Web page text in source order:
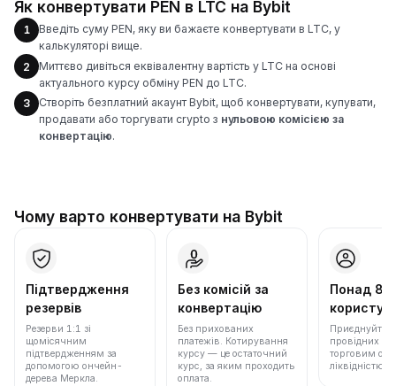
Як конвертувати PEN в LTC на Bybit
1
Введіть суму PEN, яку ви бажаєте конвертувати в LTC, у
калькуляторі вище.
2
Миттєво дивіться еквівалентну вартість у LTC на основі
актуального курсу обміну PEN до LTC.
3
Створіть безплатний акаунт Bybit, щоб конвертувати, купувати,
продавати або торгувати crypto з нульовою комісією за
конвертацію.
Чому варто конвертувати на Bybit
Підтвердження
резервів
Резерви 1:1 зі
щомісячним
підтвердженням за
допомогою ончейн-
дерева Меркла.
Без комісій за
конвертацію
Без прихованих
платежів. Котирування
курсу — це остаточний
курс, за яким проходить
оплата.
Понад 86
Приєднуйтеся
провідних
торговим
ліквідністю.